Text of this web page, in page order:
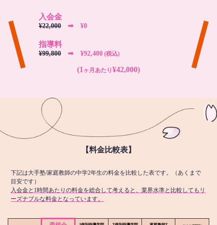
入会金
¥22,000 ➡︎ ¥0
指導料
¥99,800 ➡︎ ¥92,400 (税込)
(1 ヶ月あたり¥42,000)
【料金比較表】
下記は大手塾/家庭教師の中学2年生の料金を比較した表です。（あくまで
目安です）
入会金と1時間あたりの料金を総合して考えると、業界水準と比較してもリ
ーズナブルな料金となっています。